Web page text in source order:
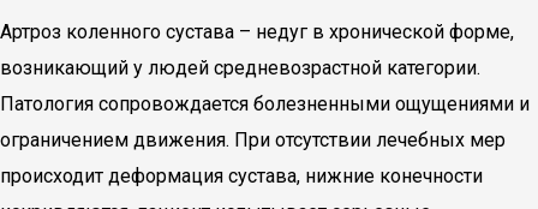
Артроз коленного сустава – недуг в хронической форме,
возникающий у людей средневозрастной категории.
Патология сопровождается болезненными ощущениями и
ограничением движения. При отсутствии лечебных мер
происходит деформация сустава, нижние конечности